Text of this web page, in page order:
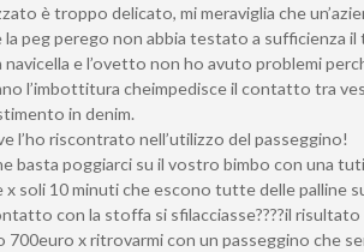
è troppo delicato, mi meraviglia che
la peg perego non abbia testato a sufficienza
navicella e l’ovetto non ho avuto problemi
l’imbottitura cheimpedisce il contatto tra
in denim.
l’ho riscontrato nell’utilizzo del passeggino!
basta poggiarci su il vostro bimbo con una
x soli 10 minuti che escono tutte delle palline
con la stoffa si sfilacciasse????il risultato
700euro x ritrovarmi con un passeggino che